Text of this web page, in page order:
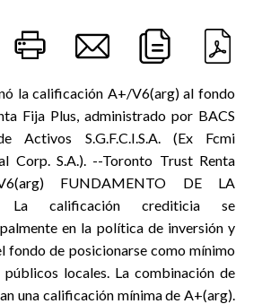
la calificación A+/V6(arg) al fondo
Fija Plus, administrado por BACS
Activos S.G.F.C.I.S.A. (Ex Fcmi
Corp. S.A.). --Toronto Trust Renta
FUNDAMENTO DE LA
La calificación crediticia se
en la política de inversión y
fondo de posicionarse como mínimo
locales. La combinación de
una calificación mínima de A+(arg).